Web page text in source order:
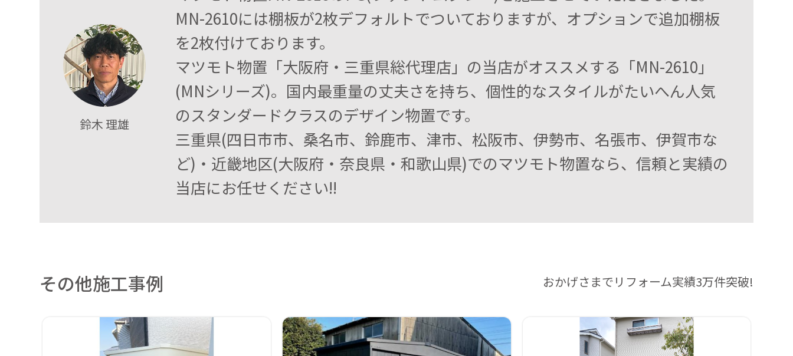
鈴木 理雄
MN-2610には棚板が2枚デフォルトでついておりますが、オプションで追加棚板
を2枚付けております。
マツモト物置「大阪府・三重県総代理店」の当店がオススメする「MN-2610」
(MNシリーズ)。国内最重量の丈夫さを持ち、個性的なスタイルがたいへん人気
のスタンダードクラスのデザイン物置です。
三重県(四日市市、桑名市、鈴鹿市、津市、松阪市、伊勢市、名張市、伊賀市な
ど)・近畿地区(大阪府・奈良県・和歌山県)でのマツモト物置なら、信頼と実績の
当店にお任せください!!
その他施工事例 おかげさまでリフォーム実績3万件突破!